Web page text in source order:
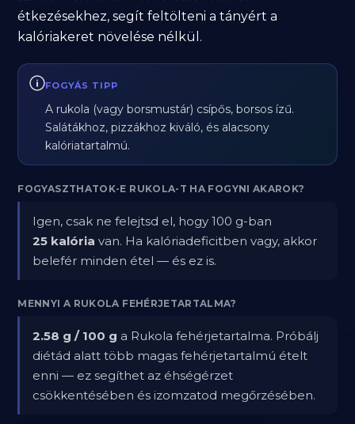
étkezésekhez, segít feltölteni a tányért a
kalóriakeret növelése nélkül.
FOGYÁS TIPP
A rukola (vagy borsmustár) csípős, borsos ízű.
Salátákhoz, pizzákhoz kiváló, és alacsony
kalóriatartalmú.
FOGYASZTHATOK-E RUKOLA-T HA FOGYNI AKAROK?
Igen, csak ne felejtsd el, hogy 100 g-ban
25 kalória van. Ha kalóriadeficitben vagy, akkor
belefér minden étel — és ez is.
MENNYI A RUKOLA FEHÉRJETARTALMA?
2.58 g / 100 g a Rukola fehérjetartalma. Próbálj
diétád alatt több magas fehérjetartalmú ételt
enni — ez segíthet az éhségérzet
csökkentésében és izomzatod megőrzésében.